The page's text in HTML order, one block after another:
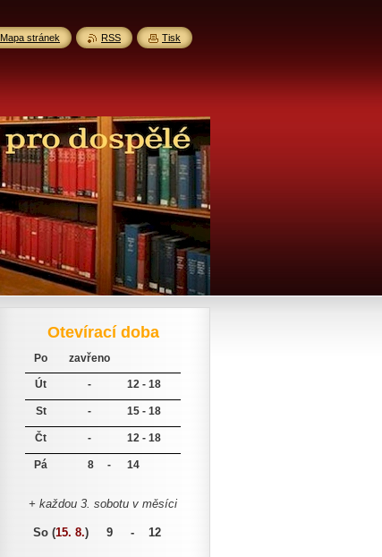
Otevírací doba
Po zavřeno
Út - 12 - 18
St - 15 - 18
Čt - 12 - 18
Pá 8 - 14
+ každou 3. sobotu v měsíci
So (15. 8.) 9 - 12
Mapa stránek RSS Tisk